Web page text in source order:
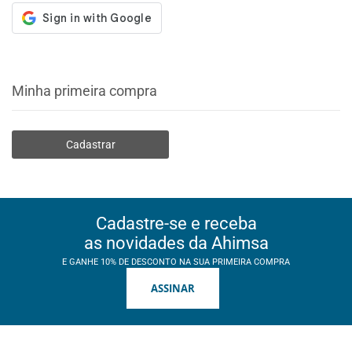
Minha primeira compra
Cadastrar
Cadastre-se e receba
as novidades da Ahimsa
E GANHE 10% DE DESCONTO NA SUA PRIMEIRA COMPRA
ASSINAR